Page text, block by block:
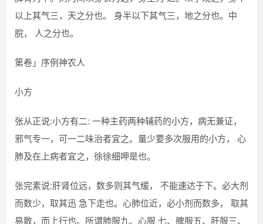
以上其气三，天之分也。 身半以下其气三，地之分也。中
脘， 人之分也。
第卷」序例神农人
小方
张从正说:小方有二: 一种主药两种辅药的小方，病无兼证，
邪气专一，可一二味治者宜之。量少要多次服用的小方， 心
肺及在上病者宜之，徐徐细呷是也。
张完素说:肝肾位远，数多则其气缓， 不能速达于下。必大剂
而数少，取其迅 急下走也。心肺位近，必小剂而数多， 取其
易散，而上行也。所谓肺服九、心服 七、脾服五、肝服三、